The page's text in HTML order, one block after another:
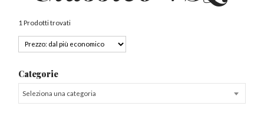
1 Prodotti trovati
Categorie
Seleziona una categoria